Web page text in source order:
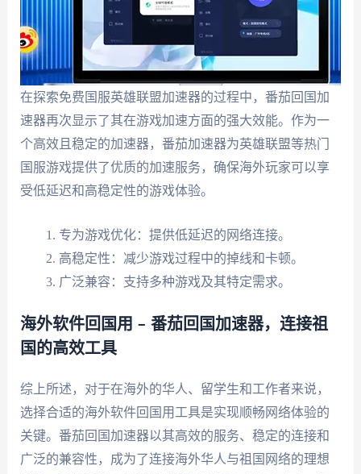
在探索免费国服英雄联盟加速器的过程中，番茄回国加
速器再次显示了其在游戏加速方面的强大效能。作为一
个高效且稳定的加速器，番茄加速器为英雄联盟等热门
国服游戏提供了优质的加速服务，确保海外玩家可以享
受低延迟和高稳定性的游戏体验。
专为游戏优化：提供低延迟的网络连接。
高稳定性：减少游戏过程中的掉线和卡顿。
广泛兼容：支持多种游戏及其特定需求。
海外软件回国用 – 番茄回国加速器，连接祖
国的高效工具
综上所述，对于在海外的华人、留学生和工作者来说，
选择合适的海外软件回国用工具是实现顺畅网络体验的
关键。番茄回国加速器以其高效的服务、稳定的连接和
广泛的兼容性，成为了连接海外华人与祖国网络的理想